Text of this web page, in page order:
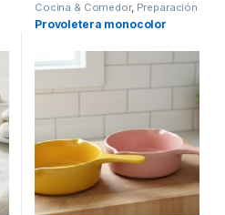
Cocina & Comedor, Preparación
& Cocción
Provoletera monocolor